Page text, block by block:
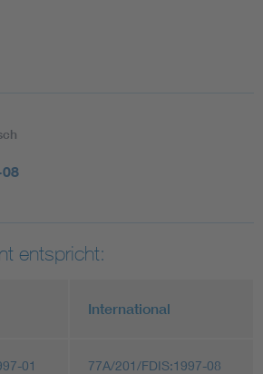
Industrieautomatisierung
entspricht:
International
01 77A/201/FDIS:1997-08